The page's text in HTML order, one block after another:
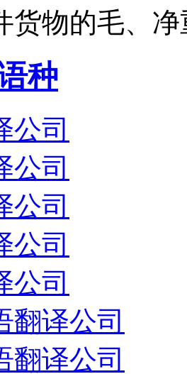
货物的毛、净
种
公司
公司
公司
公司
公司
翻译公司
翻译公司